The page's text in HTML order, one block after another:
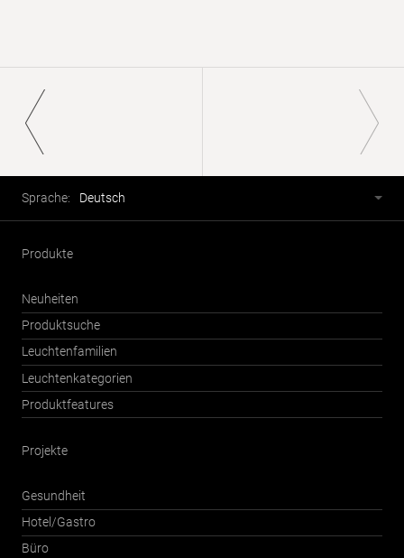
Sprache: Deutsch
Produkte
Neuheiten
Produktsuche
Leuchtenfamilien
Leuchtenkategorien
Produktfeatures
Projekte
Gesundheit
Hotel/Gastro
Büro